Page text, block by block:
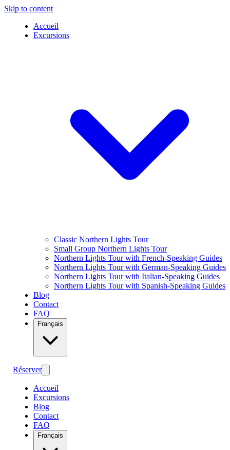
Skip to content
Accueil
Excursions
Classic Northern Lights Tour
Small Group Northern Lights Tour
Northern Lights Tour with French-Speaking Guides
Northern Lights Tour with German-Speaking Guides
Northern Lights Tour with Italian-Speaking Guides
Northern Lights Tour with Spanish-Speaking Guides
Blog
Contact
FAQ
Français
Réserver
Accueil
Excursions
Blog
Contact
FAQ
Français